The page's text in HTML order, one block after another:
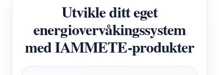
Trefase Wi-Fi energimåler (WEM3050T)
WiFi Power Controller
IAMMETER Cloud Pro
Selvbetjent tjeneste
Utvikle ditt eget
energiovervåkingssystem
med IAMMETE-produkter